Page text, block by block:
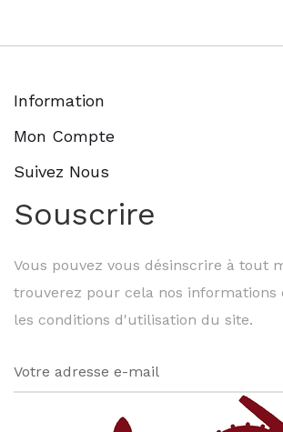
Information
Mon Compte
Suivez Nous
Souscrire
Vous pouvez vous désinscrire à tout
trouverez pour cela nos informations
les conditions d'utilisation du site.